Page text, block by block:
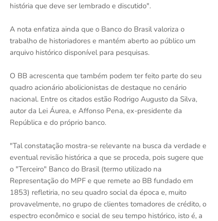
história que deve ser lembrado e discutido".
A nota enfatiza ainda que o Banco do Brasil valoriza o
trabalho de historiadores e mantém aberto ao público um
arquivo histórico disponível para pesquisas.
O BB acrescenta que também podem ter feito parte do seu
quadro acionário abolicionistas de destaque no cenário
nacional. Entre os citados estão Rodrigo Augusto da Silva,
autor da Lei Áurea, e Affonso Pena, ex-presidente da
República e do próprio banco.
"Tal constatação mostra-se relevante na busca da verdade e
eventual revisão histórica a que se proceda, pois sugere que
o "Terceiro" Banco do Brasil (termo utilizado na
Representação do MPF e que remete ao BB fundado em
1853) refletiria, no seu quadro social da época e, muito
provavelmente, no grupo de clientes tomadores de crédito, o
espectro econômico e social de seu tempo histórico, isto é, a